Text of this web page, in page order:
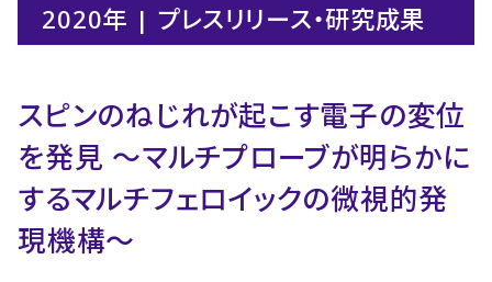
2020年 | プレスリリース・研究成果
スピンのねじれが起こす電子の変位
を発見 ～マルチプローブが明らかに
するマルチフェロイックの微視的発
現機構～